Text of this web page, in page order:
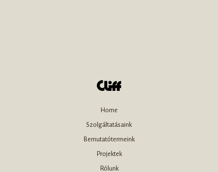
Home
Szolgáltatásaink
Bemutatótermeink
Projektek
Rólunk